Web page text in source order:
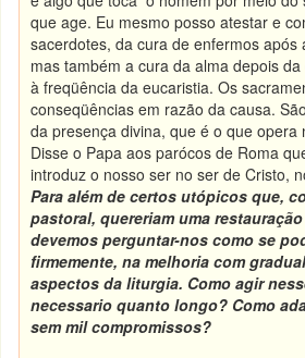
que age. Eu mesmo posso atestar e
sacerdotes, da cura de enfermos
mas também a cura da alma depois
à freqüência da eucaristia. Os
conseqüências em razão da causa.
da presença divina, que é o que opera
Disse o Papa aos parócos de Roma
introduz o nosso ser no ser de Cristo,
Para além de certos utópicos que,
pastoral, quereriam uma
devemos perguntar-nos como se
firmemente, na melhoria com
aspectos da liturgia. Como agir
necessario quanto longo? Como
sem mil compromissos?